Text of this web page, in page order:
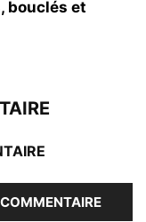
bouclés et